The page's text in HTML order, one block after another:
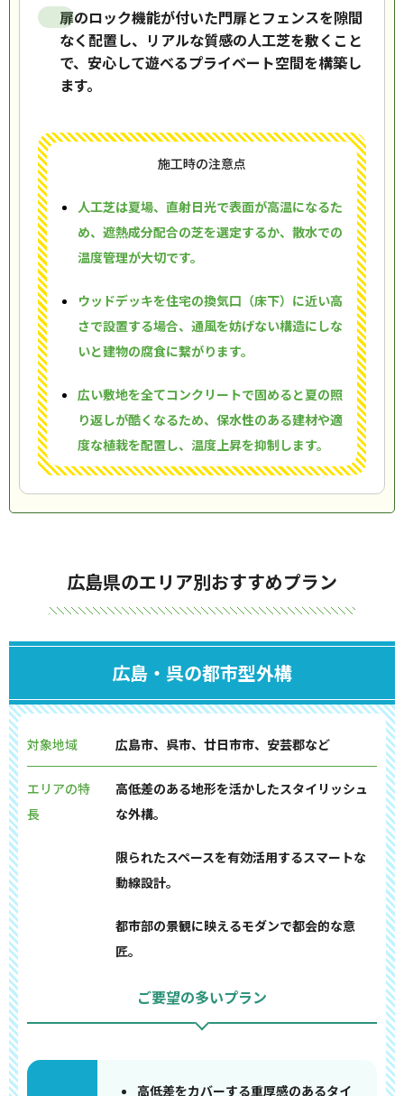
扉のロック機能が付いた門扉とフェンスを隙間
なく配置し、リアルな質感の人工芝を敷くこと
で、安心して遊べるプライベート空間を構築し
ます。
施工時の注意点
人工芝は夏場、直射日光で表面が高温になるた
め、遮熱成分配合の芝を選定するか、散水での
温度管理が大切です。
ウッドデッキを住宅の換気口（床下）に近い高
さで設置する場合、通風を妨げない構造にしな
いと建物の腐食に繋がります。
広い敷地を全てコンクリートで固めると夏の照
り返しが酷くなるため、保水性のある建材や適
度な植栽を配置し、温度上昇を抑制します。
広島県のエリア別おすすめプラン
広島・呉の都市型外構
対象地域 広島市、呉市、廿日市市、安芸郡など
エリアの特
長
高低差のある地形を活かしたスタイリッシュ
な外構。
限られたスペースを有効活用するスマートな
動線設計。
都市部の景観に映えるモダンで都会的な意
匠。
ご要望の多いプラン
高低差をカバーする重厚感のあるタイ